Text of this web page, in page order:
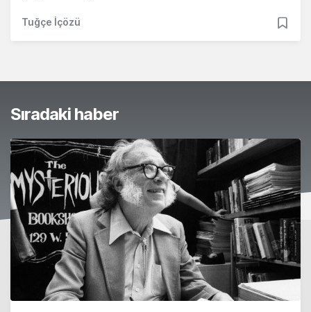
Tuğçe İçözü
Sıradaki haber